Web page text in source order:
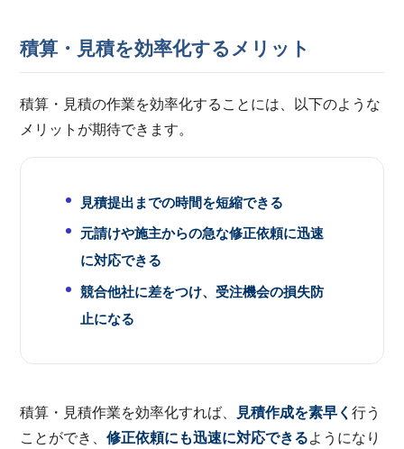
積算・見積を効率化するメリット
積算・見積の作業を効率化することには、以下のような
メリットが期待できます。
見積提出までの時間を短縮できる
元請けや施主からの急な修正依頼に迅速
に対応できる
競合他社に差をつけ、受注機会の損失防
止になる
積算・見積作業を効率化すれば、 見積作成を素早く行う
ことができ、修正依頼にも迅速に対応できるようになり